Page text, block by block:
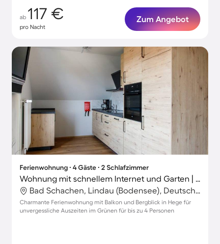
ab 117 €
pro Nacht
Zum Angebot
Ferienwohnung ∙ 4 Gäste ∙ 2 Schlafzimmer
Wohnung mit schnellem Internet und Garten | Gartenblick
Bad Schachen, Lindau (Bodensee), Deutschland
Charmante Ferienwohnung mit Balkon und Bergblick in Hege für
unvergessliche Auszeiten im Grünen für bis zu 4 Personen